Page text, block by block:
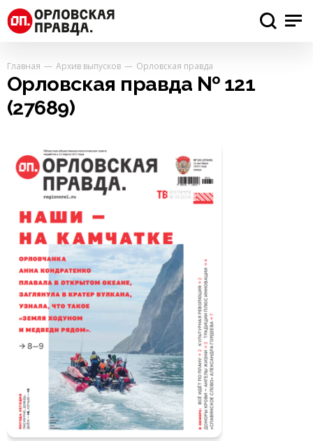
Главная Архив выпусков Орловская правда
Орловская правда № 121
(27689)